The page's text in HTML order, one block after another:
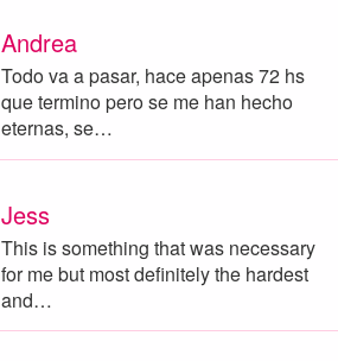
Andrea
Todo va a pasar, hace apenas 72 hs
que termino pero se me han hecho
eternas, se…
Jess
This is something that was necessary
for me but most definitely the hardest
and…